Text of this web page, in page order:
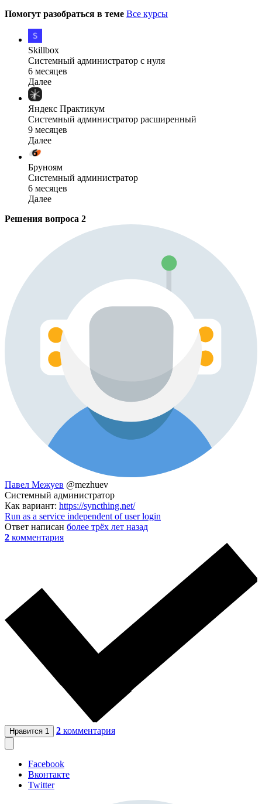
Помогут разобраться в теме Все курсы
Skillbox
Системный администратор с нуля
6 месяцев
Далее
Яндекс Практикум
Системный администратор расширенный
9 месяцев
Далее
Бруноям
Системный администратор
6 месяцев
Далее
Решения вопроса 2
Павел Межуев @mezhuev
Системный администратор
Как вариант: https://syncthing.net/
Run as a service independent of user login
Ответ написан более трёх лет назад
2 комментария
Нравится 1 2 комментария
Facebook
Вконтакте
Twitter